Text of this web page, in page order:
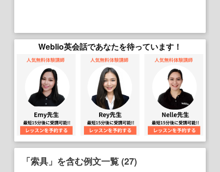
Weblio英会話であなたを待っています！
「索具」を含む例文一覧 (27)